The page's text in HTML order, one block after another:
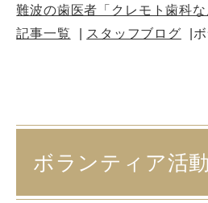
難波の歯医者「クレモト歯科
記事一覧
スタッフブログ
ボランティア活動